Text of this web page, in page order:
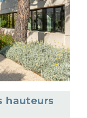
hauteurs